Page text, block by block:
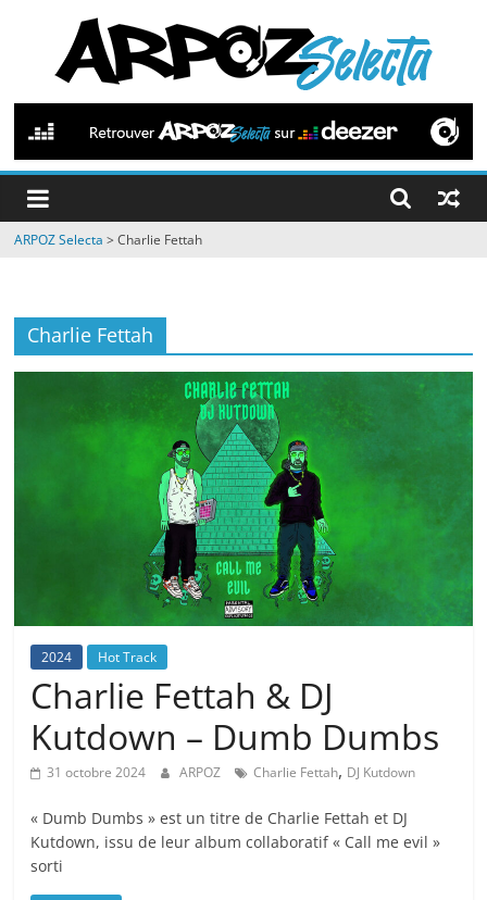
contenu
ARPOZ
Selecta
by
ARPOZ
ARPOZ Selecta >Charlie Fettah
Charlie Fettah
2024 Hot Track
Charlie Fettah & DJ
Kutdown – Dumb Dumbs
31 octobre 2024 ARPOZ Charlie Fettah, DJ Kutdown
« Dumb Dumbs » est un titre de Charlie Fettah et DJ
Kutdown, issu de leur album collaboratif « Call me evil »
sorti